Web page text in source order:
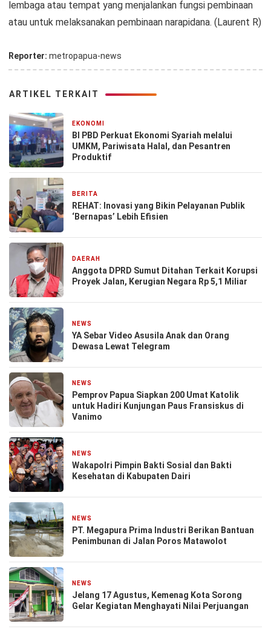
lembaga atau tempat yang menjalankan fungsi pembinaan
atau untuk melaksanakan pembinaan narapidana. (Laurent R)
Reporter: metropapua-news
ARTIKEL TERKAIT
EKONOMI
BI PBD Perkuat Ekonomi Syariah melalui
UMKM, Pariwisata Halal, dan Pesantren
Produktif
BERITA
REHAT: Inovasi yang Bikin Pelayanan Publik
‘Bernapas’ Lebih Efisien
DAERAH
Anggota DPRD Sumut Ditahan Terkait Korupsi
Proyek Jalan, Kerugian Negara Rp 5,1 Miliar
NEWS
YA Sebar Video Asusila Anak dan Orang
Dewasa Lewat Telegram
NEWS
Pemprov Papua Siapkan 200 Umat Katolik
untuk Hadiri Kunjungan Paus Fransiskus di
Vanimo
NEWS
Wakapolri Pimpin Bakti Sosial dan Bakti
Kesehatan di Kabupaten Dairi
NEWS
PT. Megapura Prima Industri Berikan Bantuan
Penimbunan di Jalan Poros Matawolot
NEWS
Jelang 17 Agustus, Kemenag Kota Sorong
Gelar Kegiatan Menghayati Nilai Perjuangan